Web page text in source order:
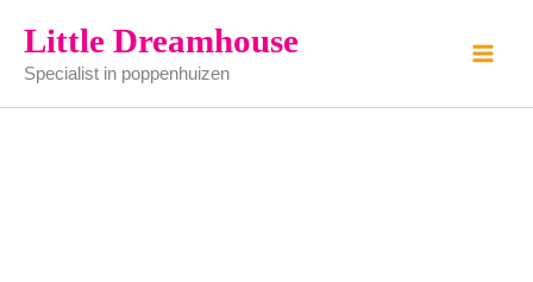
naar
inhoud
Little Dreamhouse
Specialist in poppenhuizen
met
melk
aantal